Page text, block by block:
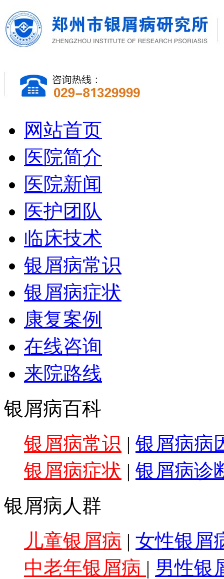
网站首页
医院简介
医院新闻
医护团队
临床技术
银屑病常识
银屑病症状
康复案例
在线咨询
来院路线
银屑病百科
银屑病常识 | 银屑病病
银屑病症状 | 银屑病诊
银屑病人群
儿童银屑病 | 女性银屑
中老年银屑病 | 男性银